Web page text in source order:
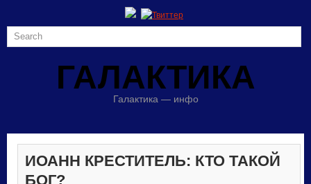
ГАЛАКТИКА
Галактика — инфо
ИОАНН КРЕСТИТЕЛЬ: КТО ТАКОЙ
БОГ?